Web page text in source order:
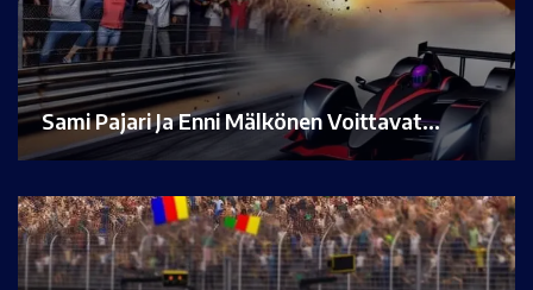
Sami Pajari Ja Enni Mälkönen Voittavat…